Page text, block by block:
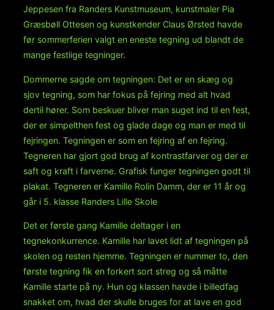
Jeppesen fra Randers Kunstmuseum, kunstmaler Pia
Græsbøll Ottesen og kunstkender Claus Ørsted havde
før sommerferien valgt en eneste tegning ud blandt de
mange festlige tegninger.
Dommerne sagde om tegningen: Det er en skæg og
sjov tegning, som har fokus på fejring med alt hvad
dertil hører. Som beskuer bliver man suget ind til en fest,
der er simpelthen fest og glade dage og man er med til
fejringen. Tegningen er som en fejring af en fejring.
Tegneren har gjort god brug af kontrastfarver og der er
saft og kraft i farverne. Grafisk funger tegningen godt til
plakat. Tegneren er Kamille Rolin Damm, der er 11 år og
går i 5. klasse Randers Lille Skole
Det er første gang Kamille deltager i en
tegnekonkurrence. Kamille har lavet lidt af tegningen på
skolen og resten hjemme. Tegningen er nummer to, den
første tegning fik en forkert sort streg og så måtte
Kamille starte på ny. Hun og klassen havde i billedfag
snakket om, hvad der skulle bruges for at lave en god